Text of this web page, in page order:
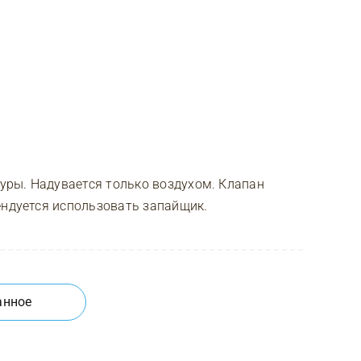
Надувается только воздухом. Клапан
использовать запайщик.